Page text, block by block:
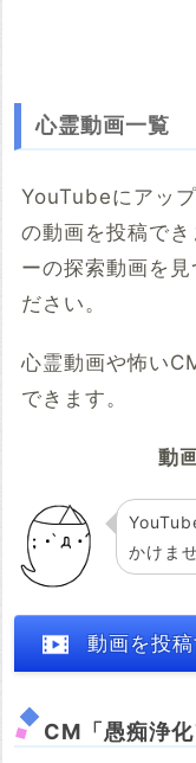
心霊動画一覧
YouTubeにアッ
の動画を投稿で
ーの探索動画を
ださい。
心霊動画や怖い
できます。
動
かけま
動画を投
CM「愚痴浄化